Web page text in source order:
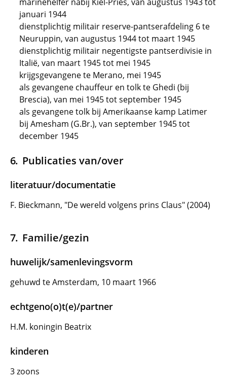
januari 1944
dienstplichtig militair reserve-pantserafdeling 6 te
Neuruppin, van augustus 1944 tot maart 1945
dienstplichtig militair negentigste pantserdivisie in
Italië, van maart 1945 tot mei 1945
krijgsgevangene te Merano, mei 1945
als gevangene chauffeur en tolk te Ghedi (bij
Brescia), van mei 1945 tot september 1945
als gevangene tolk bij Amerikaanse kamp Latimer
bij Amesham (G.Br.), van september 1945 tot
december 1945
Publicaties van/over
literatuur/documentatie
F. Bieckmann, "De wereld volgens prins Claus" (2004)
Familie/gezin
huwelijk/samenlevingsvorm
gehuwd te Amsterdam, 10 maart 1966
echtgeno(o)t(e)/partner
H.M. koningin Beatrix
kinderen
3 zoons